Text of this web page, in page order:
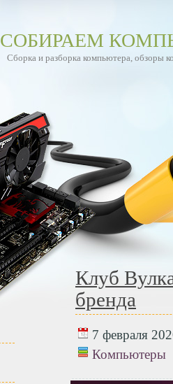
СОБИРАЕМ
Сборка и разборка компьютера, обзоры
Клуб
бренда
7 февраля
Компьютеры